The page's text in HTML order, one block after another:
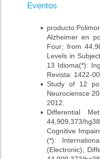
Eventos
Alzheimer en
Four; from
Levels in
13 Idioma(*):
Revista: 1422-
Study of 12
Neurociensce
2012.
Differential
44,909,373/
Cognitive
(*):
(Electronic);